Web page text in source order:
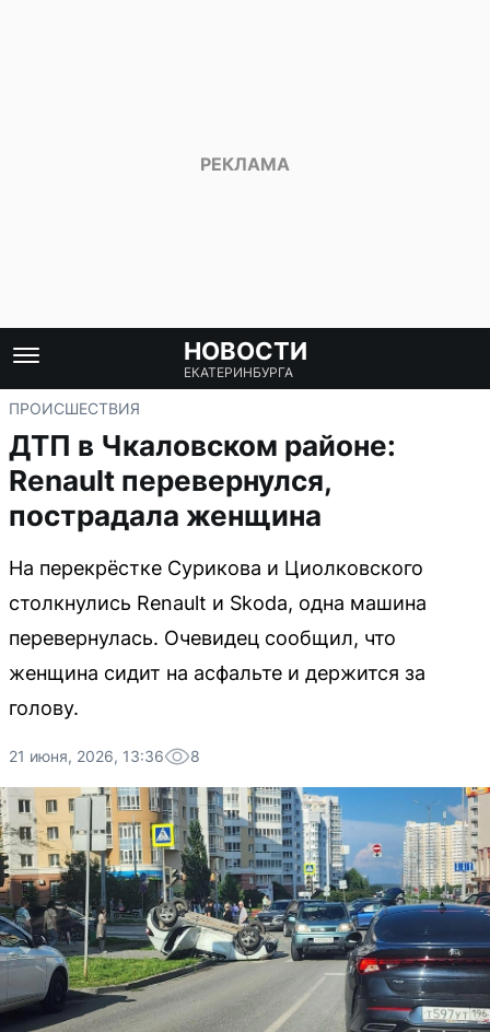
НОВОСТИ
ЕКАТЕРИНБУРГА
ПРОИСШЕСТВИЯ
ДТП в Чкаловском районе:
Renault перевернулся,
пострадала женщина
На перекрёстке Сурикова и Циолковского
столкнулись Renault и Skoda, одна машина
перевернулась. Очевидец сообщил, что
женщина сидит на асфальте и держится за
голову.
21 июня, 2026, 13:36 8